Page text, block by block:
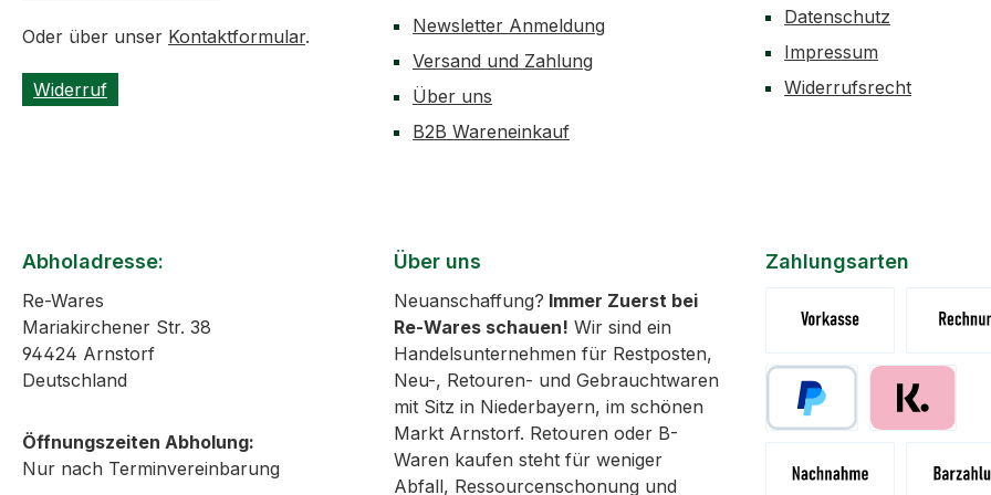
Oder über unser Kontaktformular.
Widerruf
Newsletter Anmeldung
Versand und Zahlung
Über uns
B2B Wareneinkauf
Datenschutz
Impressum
Widerrufsrecht
Über uns
Neuanschaffung? Immer Zuerst bei
Re-Wares schauen! Wir sind ein
Handelsunternehmen für Restposten,
Neu-, Retouren- und Gebrauchtwaren
mit Sitz in Niederbayern, im schönen
Markt Arnstorf. Retouren oder B-
Waren kaufen steht für weniger
Abfall, Ressourcenschonung und
Zahlungsarten
Vorkasse (Überweisung)
Abholadresse:
Re-Wares
Mariakirchener Str. 38
94424 Arnstorf
Deutschland
Öffnungszeiten Abholung:
Nur nach Terminvereinbarung